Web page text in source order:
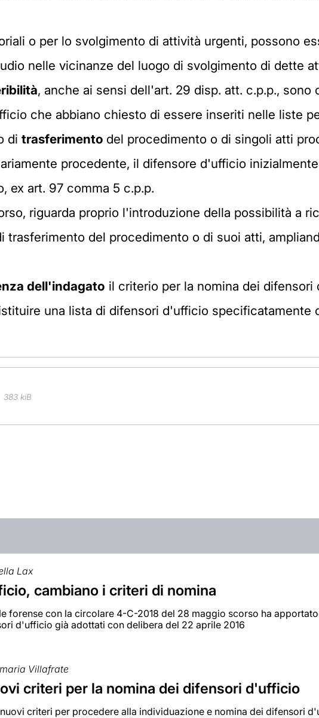
o per lo svolgimento di attività urgenti, possono
nelle vicinanze del luogo di svolgimento di dette
, anche ai sensi dell'art. 29 disp. att. c.p.p., sono
che abbiano chiesto di essere inseriti nelle liste
di trasferimento del procedimento o di singoli atti
procedente, il difensore d'ufficio
ex art. 97 comma 5 c.p.p.
riguarda proprio l'introduzione della possibilità a
trasferimento del procedimento o di suoi atti,
dell'indagato il criterio per la nomina dei difensori
una lista di difensori d'ufficio specificatamente
383 kiB
Lax
cambiano i criteri di nomina
forense con la circolare 4-C-2018 del 28 maggio scorso ha
d'ufficio già adottati con delibera del 22 aprile 2016
Villafrate
criteri per la nomina dei difensori d'ufficio
criteri per procedere alla individuazione e nomina dei difensori